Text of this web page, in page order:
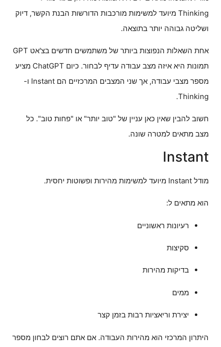
Thinking מיועד למשימות מורכבות הדורשות הבנת הקשר, דיוק
ושליטה גבוהה יותר בתוצאה.
אחת השאלות הנפוצות ביותר של משתמשים חדשים בצ'אט GPT
תמונות היא איזה מצב עבודה עדיף לבחור. כיום ChatGPT מציע
מספר מצבי עבודה, אך שני המצבים המרכזיים הם Instant ו-
Thinking.
חשוב להבין שאין כאן עניין של "טוב יותר" או "פחות טוב". כל
מצב מתאים למטרה שונה.
Instant
מודל Instant מיועד למשימות מהירות ופשוטות יחסית.
הוא מתאים ל:
רעיונות ראשוניים
סקיצות
בדיקות מהירות
ממים
יצירת וריאציות רבות בזמן קצר
היתרון המרכזי הוא מהירות העבודה. אם אתם רוצים לבחון מספר